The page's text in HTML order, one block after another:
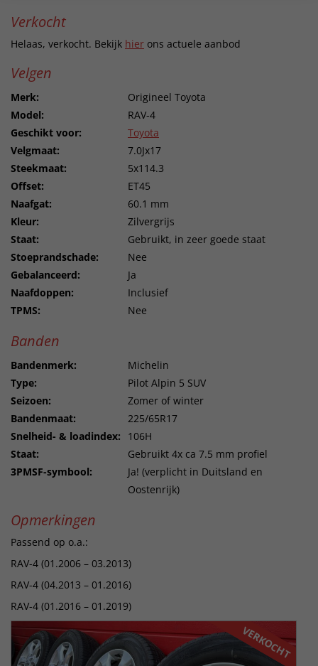
Verkocht
Helaas, verkocht. Bekijk hier ons actuele aanbod
Velgen
Merk:
Origineel Toyota
Model:
RAV-4
Geschikt voor:
Toyota
Velgmaat:
7.0Jx17
Steekmaat:
5x114.3
Offset:
ET45
Naafgat:
60.1 mm
Kleur:
Zilvergrijs
Staat:
Gebruikt, in zeer goede staat
Stoeprandschade:
Nee
Gebalanceerd:
Ja
Naafdoppen:
Inclusief
TPMS:
Nee
Banden
Bandenmerk:
Michelin
Type:
Pilot Alpin 5 SUV
Seizoen:
Zomer of winter
Bandenmaat:
225/65R17
Snelheid- & loadindex:
106H
Staat:
Gebruikt 4x ca 7.5 mm profiel
3PMSF-symbool:
Ja! (verplicht in Duitsland en
Oostenrijk)
Opmerkingen
Passend op o.a.:
RAV-4 (01.2006 – 03.2013)
RAV-4 (04.2013 – 01.2016)
RAV-4 (01.2016 – 01.2019)
VERKOCHT
VERKOCHT